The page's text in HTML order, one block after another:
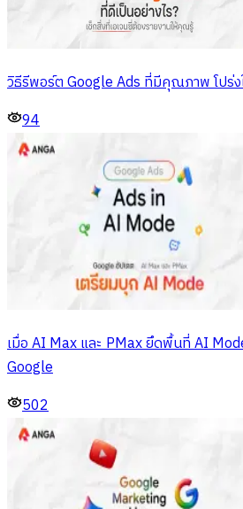
วิธีรีพอร์ต Google Ads ที่มีคุณภาพ โปร่ง
94
เมื่อ AI Max และ PMax ยึดพื้นที่ AI
Google
502